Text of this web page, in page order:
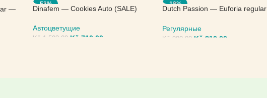
—
-53%
Dinafem — Cookies Auto (SALE)
Автоцветущие
Kč 1.503,00 Kč 710,00
-18%
Dutch Passion — Euforia regular
Регулярные
Kč 990,00 Kč 810,00